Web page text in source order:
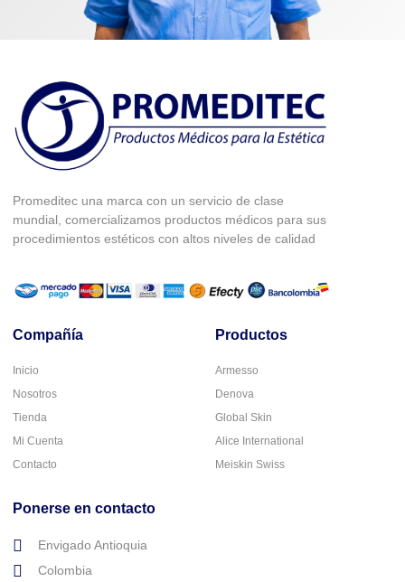
Promeditec una marca con un servicio de clase
mundial, comercializamos productos médicos para sus
procedimientos estéticos con altos niveles de calidad
Compañía
Inicio
Nosotros
Tienda
Mi Cuenta
Contacto
Productos
Armesso
Denova
Global Skin
Alice International
Meiskin Swiss
Ponerse en contacto
Envigado Antioquia
Colombia